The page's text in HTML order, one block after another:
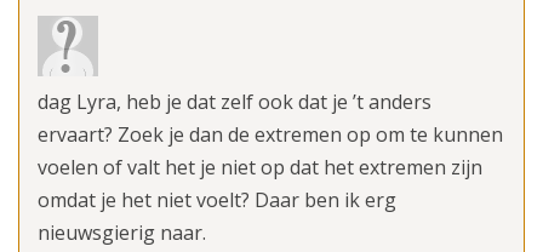
dag Lyra, heb je dat zelf ook dat je ’t anders
ervaart? Zoek je dan de extremen op om te kunnen
voelen of valt het je niet op dat het extremen zijn
omdat je het niet voelt? Daar ben ik erg
nieuwsgierig naar.